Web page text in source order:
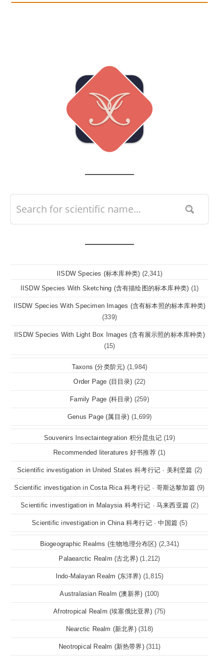
IISDW Species (标本库种类) (2,341)
IISDW Species With Sketching (含有描绘图的标本库种类) (1)
IISDW Species With Specimen Images (含有标本照的标本库种类)
(339)
IISDW Species With Light Box Images (含有展示照的标本库种类)
(15)
Taxons (分类阶元) (1,984)
Order Page (目目录) (22)
Family Page (科目录) (259)
Genus Page (属目录) (1,699)
Souvenirs Insectaintegration 积分昆虫记 (19)
Recommended literatures 好书推荐 (1)
Scientific investigation in United States 科考行记 · 美利坚篇 (2)
Scientific investigation in Costa Rica 科考行记 · 哥斯达黎加篇 (9)
Scientific investigation in Malaysia 科考行记 · 马来西亚篇 (2)
Scientific investigation in China 科考行记 · 中国篇 (5)
Biogeographic Realms (生物地理分布区) (2,341)
Palaearctic Realm (古北界) (1,212)
Indo-Malayan Realm (东洋界) (1,815)
Australasian Realm (澳新界) (100)
Afrotropical Realm (埃塞俄比亚界) (75)
Nearctic Realm (新北界) (318)
Neotropical Realm (新热带界) (311)